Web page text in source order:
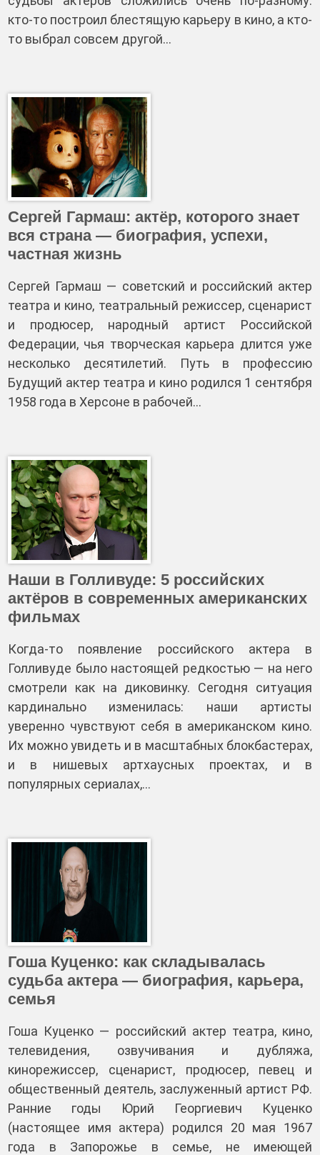
кто-то построил блестящую карьеру в кино, а кто-
то выбрал совсем другой…
Сергей Гармаш: актёр, которого знает
вся страна — биография, успехи,
частная жизнь
Сергей Гармаш — советский и российский актер
театра и кино, театральный режиссер, сценарист
и продюсер, народный артист Российской
Федерации, чья творческая карьера длится уже
несколько десятилетий. Путь в профессию
Будущий актер театра и кино родился 1 сентября
1958 года в Херсоне в рабочей…
Наши в Голливуде: 5 российских
актёров в современных американских
фильмах
Когда‑то появление российского актера в
Голливуде было настоящей редкостью — на него
смотрели как на диковинку. Сегодня ситуация
кардинально изменилась: наши артисты
уверенно чувствуют себя в американском кино.
Их можно увидеть и в масштабных блокбастерах,
и в нишевых артхаусных проектах, и в
популярных сериалах,…
Гоша Куценко: как складывалась
судьба актера — биография, карьера,
семья
Гоша Куценко — российский актер театра, кино,
телевидения, озвучивания и дубляжа,
кинорежиссер, сценарист, продюсер, певец и
общественный деятель, заслуженный артист РФ.
Ранние годы Юрий Георгиевич Куценко
(настоящее имя актера) родился 20 мая 1967
года в Запорожье в семье, не имеющей